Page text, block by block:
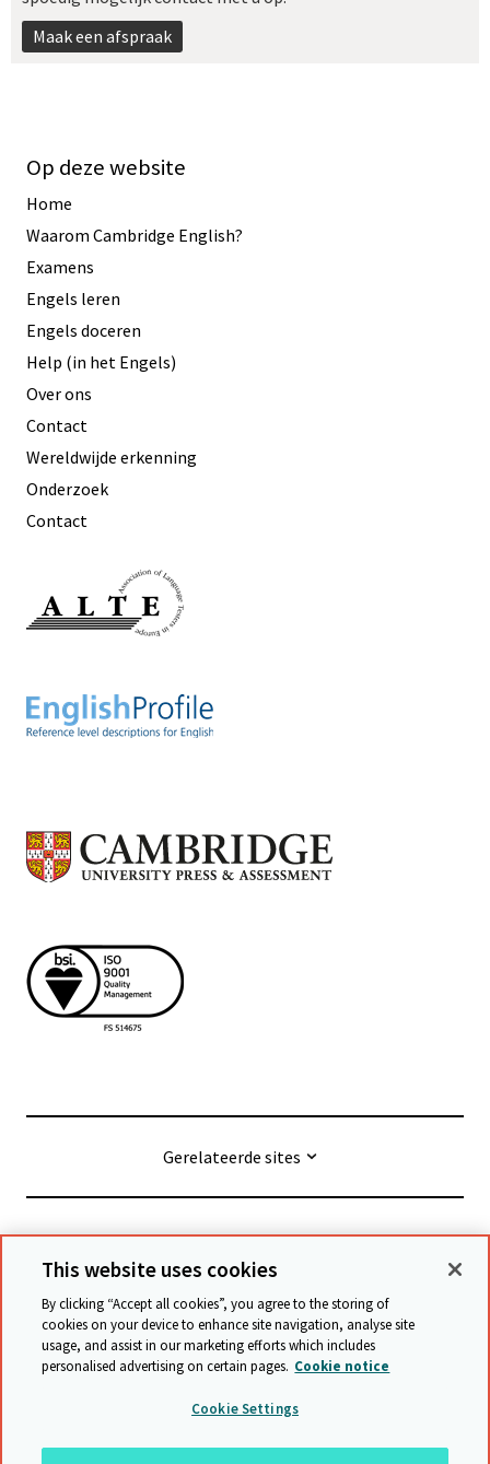
Maak een afspraak
Op deze website
Home
Waarom Cambridge English?
Examens
Engels leren
Engels doceren
Help (in het Engels)
Over ons
Contact
Wereldwijde erkenning
Onderzoek
Contact
Gerelateerde sites
© Cambridge University Press & Assessment
Algemene voorwaarden
Gegevensbescherming
Toegankelijkheidsverklaring
Verklaring over moderne slavernij
Sitemap
This website uses cookies
By clicking “Accept all cookies”, you agree to the storing of
cookies on your device to enhance site navigation, analyse site
usage, and assist in our marketing efforts which includes
personalised advertising on certain pages. Cookie notice
Cookie Settings